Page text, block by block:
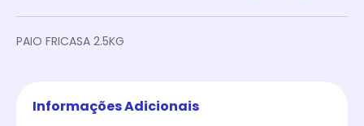
PAIO FRICASA 2.5KG
Informações Adicionais